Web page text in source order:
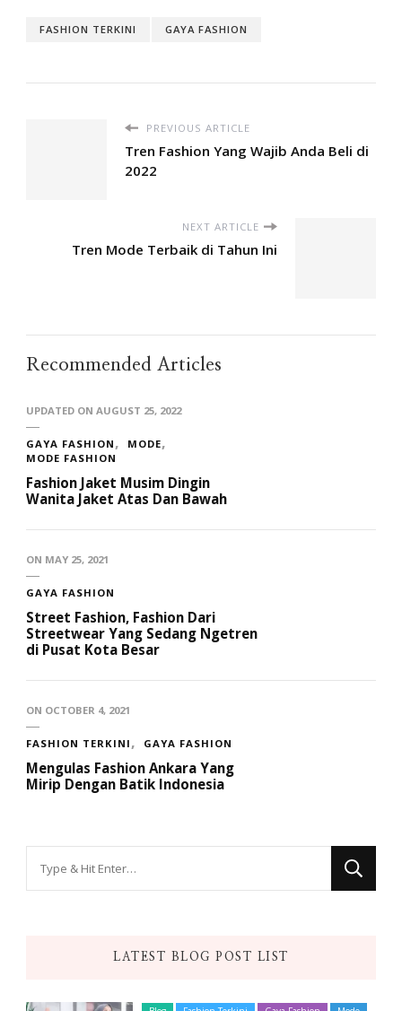
FASHION TERKINI GAYA FASHION
PREVIOUS ARTICLE
Tren Fashion Yang Wajib Anda Beli di
2022
NEXT ARTICLE
Tren Mode Terbaik di Tahun Ini
Recommended Articles
UPDATED ON AUGUST 25, 2022
GAYA FASHION
MODE
MODE FASHION
Fashion Jaket Musim Dingin
Wanita Jaket Atas Dan Bawah
ON MAY 25, 2021
GAYA FASHION
Street Fashion, Fashion Dari
Streetwear Yang Sedang Ngetren
di Pusat Kota Besar
ON OCTOBER 4, 2021
FASHION TERKINI GAYA FASHION
Mengulas Fashion Ankara Yang
Mirip Dengan Batik Indonesia
LATEST BLOG POST LIST